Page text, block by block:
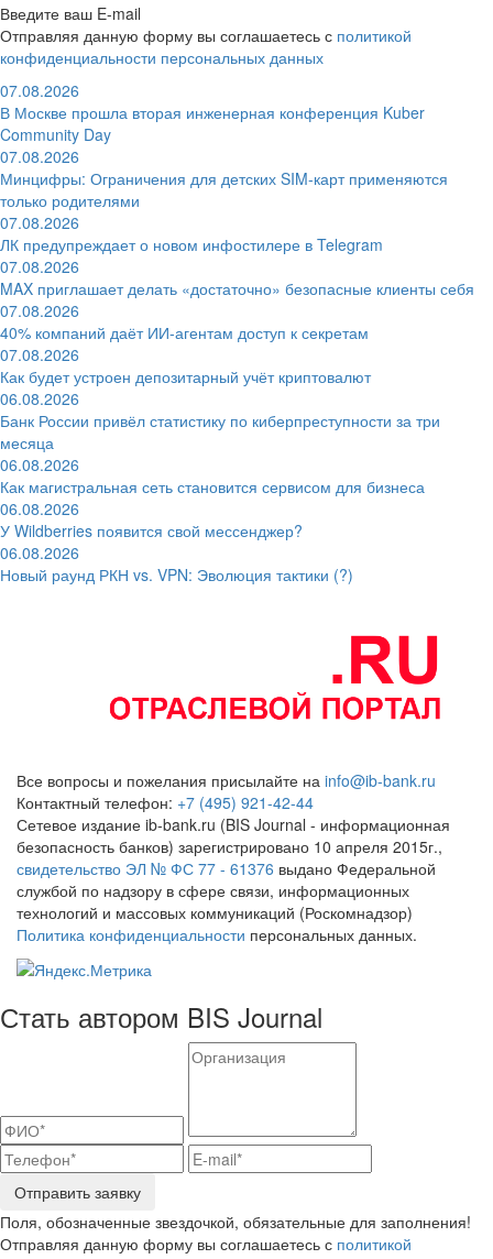
Введите ваш E-mail
Отправляя данную форму вы соглашаетесь с политикой
конфиденциальности персональных данных
07.08.2026
В Москве прошла вторая инженерная конференция Kuber
Community Day
07.08.2026
Минцифры: Ограничения для детских SIM-карт применяются
только родителями
07.08.2026
ЛК предупреждает о новом инфостилере в Telegram
07.08.2026
MAX приглашает делать «достаточно» безопасные клиенты себя
07.08.2026
40% компаний даёт ИИ‑агентам доступ к секретам
07.08.2026
Как будет устроен депозитарный учёт криптовалют
06.08.2026
Банк России привёл статистику по киберпреступности за три
месяца
06.08.2026
Как магистральная сеть становится сервисом для бизнеса
06.08.2026
У Wildberries появится свой мессенджер?
06.08.2026
Новый раунд РКН vs. VPN: Эволюция тактики (?)
Все вопросы и пожелания присылайте на info@ib-bank.ru
Контактный телефон: +7 (495) 921-42-44
Сетевое издание ib-bank.ru (BIS Journal - информационная
безопасность банков) зарегистрировано 10 апреля 2015г.,
свидетельство ЭЛ № ФС 77 - 61376 выдано Федеральной
службой по надзору в сфере связи, информационных
технологий и массовых коммуникаций (Роскомнадзор)
Политика конфиденциальности персональных данных.
Стать автором BIS Journal
Отправить заявку
Поля, обозначенные звездочкой, обязательные для заполнения!
Отправляя данную форму вы соглашаетесь с политикой